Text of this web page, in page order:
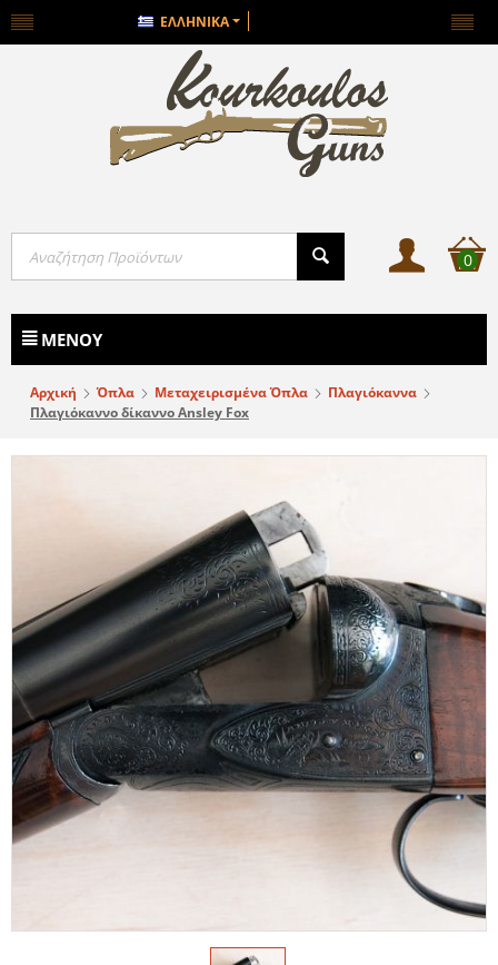
ΕΛΛΗΝΙΚΆ
0
ΜΕΝΟΎ
Αρχική Όπλα Μεταχειρισμένα Όπλα
Πλαγιόκαννα
Πλαγιόκαννο δίκαννο Ansley Fox